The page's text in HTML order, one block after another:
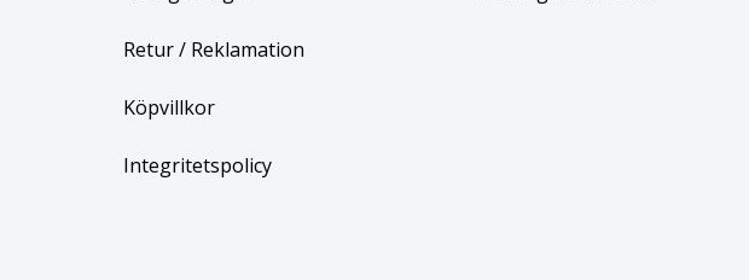
Retur/ Reklamation
Köpvillkor
Integritetspolicy